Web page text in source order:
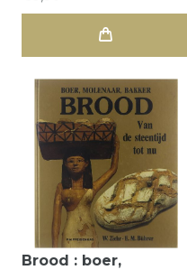
Brood : boer,